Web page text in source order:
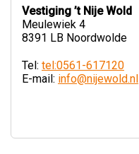
Vestiging ’t Nije Wold
Meulewiek 4
8391 LB Noordwolde
Tel: tel:0561-617120
E-mail: info@nijewold.nl